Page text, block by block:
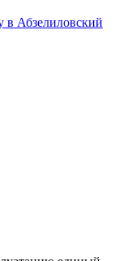
в Абзелиловский